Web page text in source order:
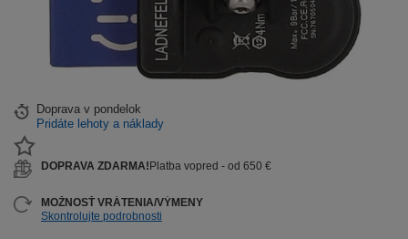
Doprava v pondelok
Pridáte lehoty a náklady
DOPRAVA ZDARMA! Platba vopred - od 650 €
MOŽNOSŤ VRÁTENIA/VÝMENY
Skontrolujte podrobnosti